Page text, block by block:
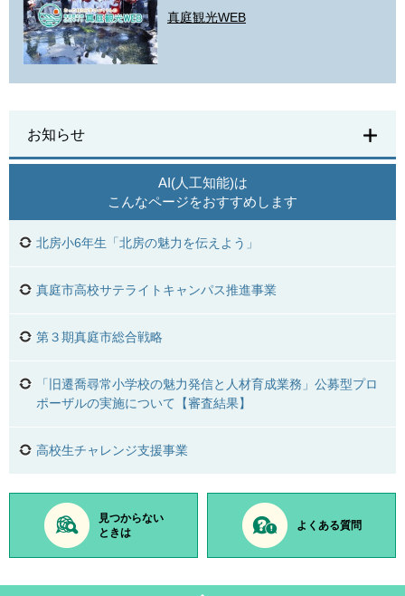
真庭観光WEB
お知らせ
AI(人工知能)は
こんなページをおすすめします
北房小6年生「北房の魅力を伝えよう」
真庭市高校サテライトキャンパス推進事業
第３期真庭市総合戦略
「旧遷喬尋常小学校の魅力発信と人材育成業務」公募型プロ
ポーザルの実施について【審査結果】
高校生チャレンジ支援事業
見つからない
ときは
よくある質問